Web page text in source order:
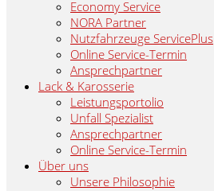
Economy Service
NORA Partner
Nutzfahrzeuge ServicePlus
Online Service-Termin
Ansprechpartner
Lack & Karosserie
Leistungsportolio
Unfall Spezialist
Ansprechpartner
Online Service-Termin
Über uns
Unsere Philosophie